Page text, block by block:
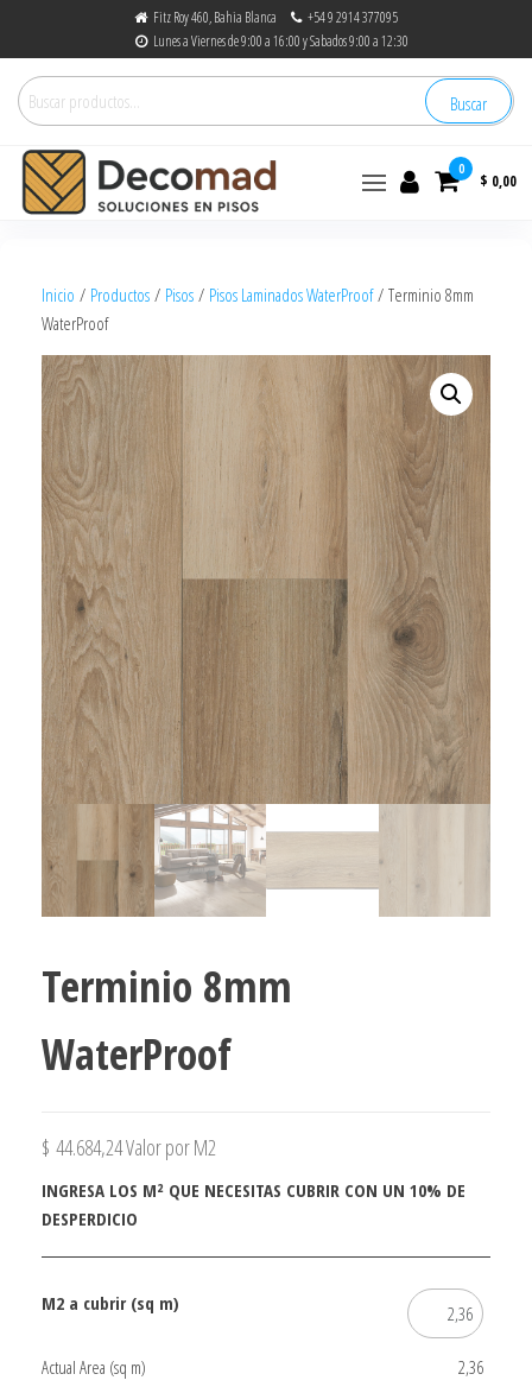
Fitz Roy 460, Bahia Blanca
+54 9 2914 377095
Lunes a Viernes de 9:00 a 16:00 y Sabados 9:00 a 12:30
Buscar
0
$ 0,00
Inicio / Productos / Pisos / Pisos Laminados WaterProof/ Terminio 8mm
WaterProof
Terminio 8mm
WaterProof
$ 44.684,24Valor por M2
INGRESA LOS M² QUE NECESITAS CUBRIR CON UN 10% DE
DESPERDICIO
M2 a cubrir (sq m)
Actual Area (sq m)
2,36